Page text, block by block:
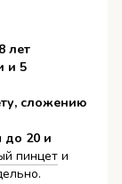
лет
и 5
сложению
до 20 и
пинцет и